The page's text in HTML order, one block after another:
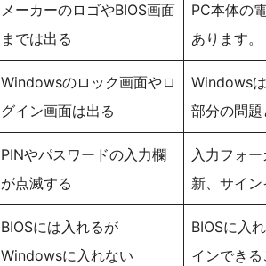
メーカーのロゴやBIOS画面
までは出る
PC本体の
あります。
Windowsのロック画面やロ
グイン画面は出る
Windows
部分の問題
PINやパスワードの入力欄
が点滅する
入力フォ
新、サイン
BIOSには入れるが
Windowsに入れない
BIOSに入
インできる